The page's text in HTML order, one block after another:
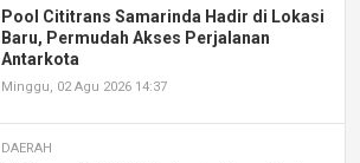
Pool Cititrans Samarinda Hadir di Lokasi
Baru, Permudah Akses Perjalanan
Antarkota
Minggu, 02 Agu 2026 14:37
DAERAH